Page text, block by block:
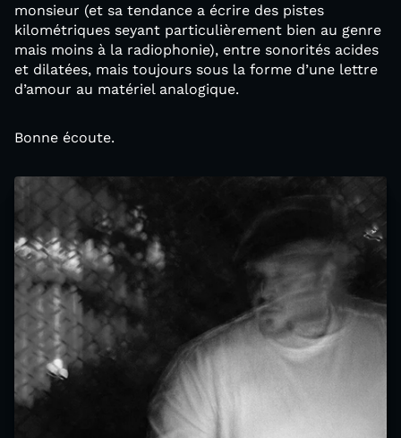
monsieur (et sa tendance a écrire des pistes
kilométriques seyant particulièrement bien au genre
mais moins à la radiophonie), entre sonorités acides
et dilatées, mais toujours sous la forme d’une lettre
d’amour au matériel analogique.
Bonne écoute.